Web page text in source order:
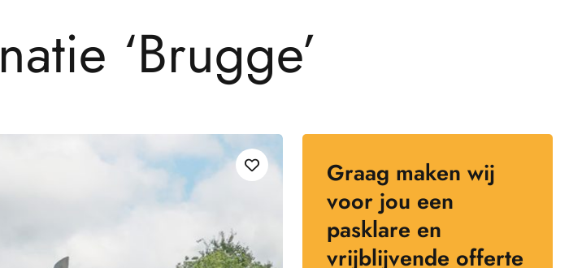
natie ‘Brugge’
Graag maken wij
voor jou een
pasklare en
vrijblijvende offerte